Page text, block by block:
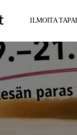
ILMOITA